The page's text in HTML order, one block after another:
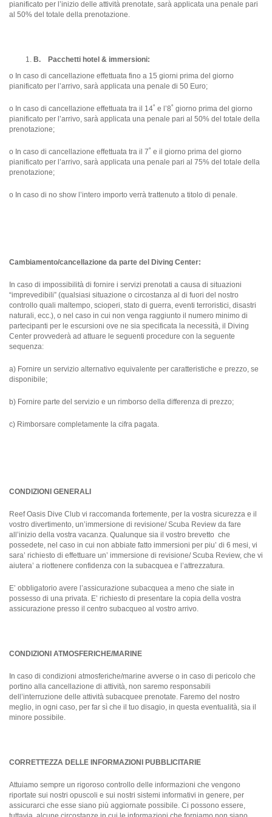
pianificato per l’inizio delle attività prenotate, sarà applicata una penale pari
al 50% del totale della prenotazione.
B. Pacchetti hotel & immersioni:
o In caso di cancellazione effettuata fino a 15 giorni prima del giorno
pianificato per l’arrivo, sarà applicata una penale di 50 Euro;
o In caso di cancellazione effettuata tra il 14˚ e l’8˚ giorno prima del giorno
pianificato per l’arrivo, sarà applicata una penale pari al 50% del totale della
prenotazione;
o In caso di cancellazione effettuata tra il 7˚ e il giorno prima del giorno
pianificato per l’arrivo, sarà applicata una penale pari al 75% del totale della
prenotazione;
o In caso di no show l’intero importo verrà trattenuto a titolo di penale.
Cambiamento/cancellazione da parte del Diving Center:
In caso di impossibilità di fornire i servizi prenotati a causa di situazioni
“imprevedibili” (qualsiasi situazione o circostanza al di fuori del nostro
controllo quali maltempo, scioperi, stato di guerra, eventi terroristici, disastri
naturali, ecc.), o nel caso in cui non venga raggiunto il numero minimo di
partecipanti per le escursioni ove ne sia specificata la necessità, il Diving
Center provvederà ad attuare le seguenti procedure con la seguente
sequenza:
a) Fornire un servizio alternativo equivalente per caratteristiche e prezzo, se
disponibile;
b) Fornire parte del servizio e un rimborso della differenza di prezzo;
c) Rimborsare completamente la cifra pagata.
CONDIZIONI GENERALI
Reef Oasis Dive Club vi raccomanda fortemente, per la vostra sicurezza e il
vostro divertimento, un’immersione di revisione/ Scuba Review da fare
all’inizio della vostra vacanza. Qualunque sia il vostro brevetto che
possedete, nel caso in cui non abbiate fatto immersioni per piu’ di 6 mesi, vi
sara’ richiesto di effettuare un’ immersione di revisione/ Scuba Review, che vi
aiutera’ a riottenere confidenza con la subacquea e l’attrezzatura.
E’ obbligatorio avere l’assicurazione subacquea a meno che siate in
possesso di una privata. E’ richiesto di presentare la copia della vostra
assicurazione presso il centro subacqueo al vostro arrivo.
CONDIZIONI ATMOSFERICHE/MARINE
In caso di condizioni atmosferiche/marine avverse o in caso di pericolo che
portino alla cancellazione di attività, non saremo responsabili
dell’interruzione delle attività subacquee prenotate. Faremo del nostro
meglio, in ogni caso, per far sì che il tuo disagio, in questa eventualità, sia il
minore possibile.
CORRETTEZZA DELLE INFORMAZIONI PUBBLICITARIE
Attuiamo sempre un rigoroso controllo delle informazioni che vengono
riportate sui nostri opuscoli e sui nostri sistemi informativi in genere, per
assicurarci che esse siano più aggiornate possibile. Ci possono essere,